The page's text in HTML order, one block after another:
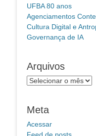
UFBA 80 anos
Agenciamentos
Cultura Digital e
Governança de IA
Arquivos
Arquivos
Meta
Acessar